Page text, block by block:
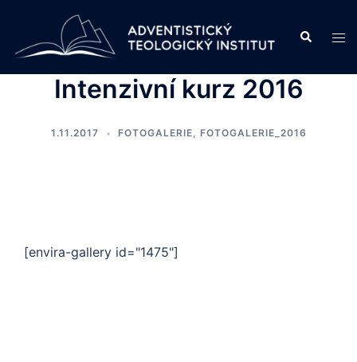
content
Search
Intenzivní kurz 2016
1.11.2017 FOTOGALERIE, FOTOGALERIE_2016
[envira-gallery id="1475"]